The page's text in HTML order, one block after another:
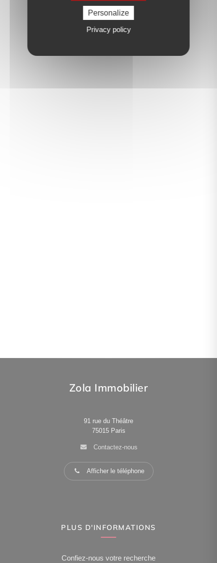
Zola Immobilier
91 rue du Théâtre
75015 Paris
Contactez-nous
Afficher le téléphone
PLUS D'INFORMATIONS
Confiez-nous votre recherche
Personalize
Privacy policy